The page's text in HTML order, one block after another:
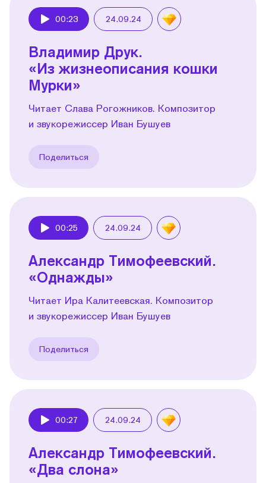
00:23 24.09.24
Владимир Друк.
«Из жизнеописания кошки
Мурки»
Читает Слава Рогожников. Композитор
и звукорежиссер Иван Бушуев
Поделиться
00:25 24.09.24
Александр Тимофеевский.
«Однажды»
Читает Ира Калитеевская. Композитор
и звукорежиссер Иван Бушуев
Поделиться
00:27 24.09.24
Александр Тимофеевский.
«Два слона»